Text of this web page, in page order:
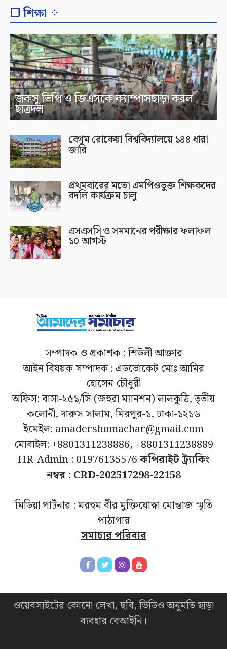
❐ শিক্ষা ⁘
জকসু ভিপি ও জিএসকে ক্যাম্পাসছাড়া করল
ছাত্রদল
বেগম রোকেয়া বিশ্ববিদ্যালয়ে ১৪৪ ধারা
জারি
প্রথমবারের মতো এমপিওভুক্ত শিক্ষকদের
বদলি কার্যক্রম চালু
এসএসসি ও সমমানের পরীক্ষার ফলাফল
১০ আগস্ট
সম্পাদক ও প্রকাশক : শিউলী আক্তার
আইন বিষয়ক সম্পাদক : এডভোকেট মোঃ আমির
হোসেন চৌধুরী
অফিস: বাসা-২৫১/সি (জহুরা ম্যানশন) লালকুঠি, তৃতীয়
কলোনী, দারুস সালাম, মিরপুর-১, ঢাকা-১২১৬
ইমেইল: amadershomachar@gmail.com
মোবাইল: +8801311238886, +8801311238889
HR-Admin : 01976135576কপিরাইট ট্র্যাকিং
নম্বর : CRD-202517298-22158
মিডিয়া পার্টনার : মরহুম বীর মুক্তিযোদ্ধা মোন্তাজ স্মৃতি
পাঠাগার
সমাচার পরিবার
ওয়েবসাইটের কোনো লেখা, ছবি, ভিডিও অনুমতি ছাড়া
ব্যবহার বেআইনি।